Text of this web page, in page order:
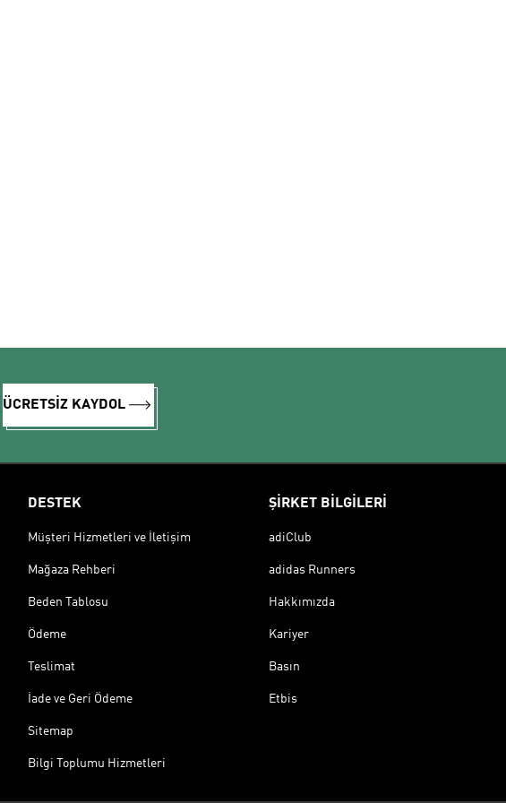
ÜCRETSİZ KAYDOL
DESTEK
Müşteri Hizmetleri ve İletişim
Mağaza Rehberi
Beden Tablosu
Ödeme
Teslimat
İade ve Geri Ödeme
Sitemap
Bilgi Toplumu Hizmetleri
ŞİRKET BİLGİLERİ
adiClub
adidas Runners
Hakkımızda
Kariyer
Basın
Etbis